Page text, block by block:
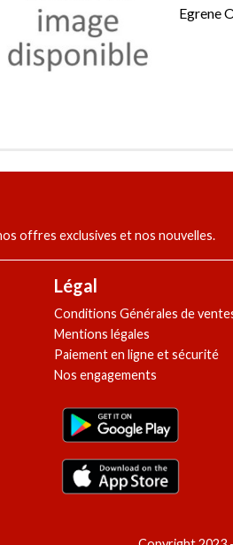
Egrene
offres exclusives et nos nouvelles.
Légal
Conditions Générales de
Mentions légales
Paiement en ligne et sécurité
Nos engagements